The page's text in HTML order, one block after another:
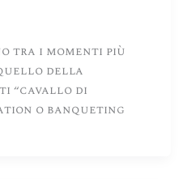
tra i momenti più
della
“cavallo di
o banqueting